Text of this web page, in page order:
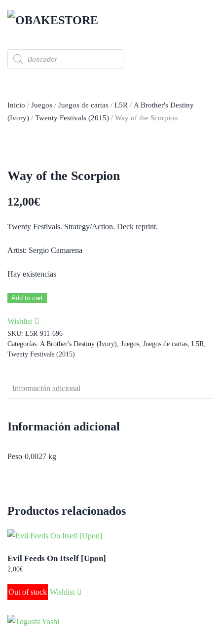
Búsqueda
de
productos
Inicio / Juegos / Juegos de cartas / L5R / A Brother's Destiny
(Ivory) / Twenty Festivals (2015) / Way of the Scorpion
Way of the Scorpion
12,00€
Twenty Festivals. Strategy/Action. Deck reprint.
Artist: Sergio Camarena
Hay existencias
Way
the
Scorpion
cantidad
Add to cart
Wishlist
SKU: L5R-911-696
Categorías: A Brother's Destiny (Ivory), Juegos, Juegos de cartas, L5R,
Twenty Festivals (2015)
Información adicional
Información adicional
Peso 0,0027 kg
Productos relacionados
Evil Feeds On Itself [Upon]
2,00€
Out of stock Wishlist